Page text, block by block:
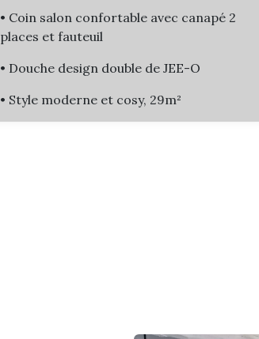
• Coin salon confortable avec canapé 2
places et fauteuil
• Douche design double de JEE-O
• Style moderne et cosy, 29m²